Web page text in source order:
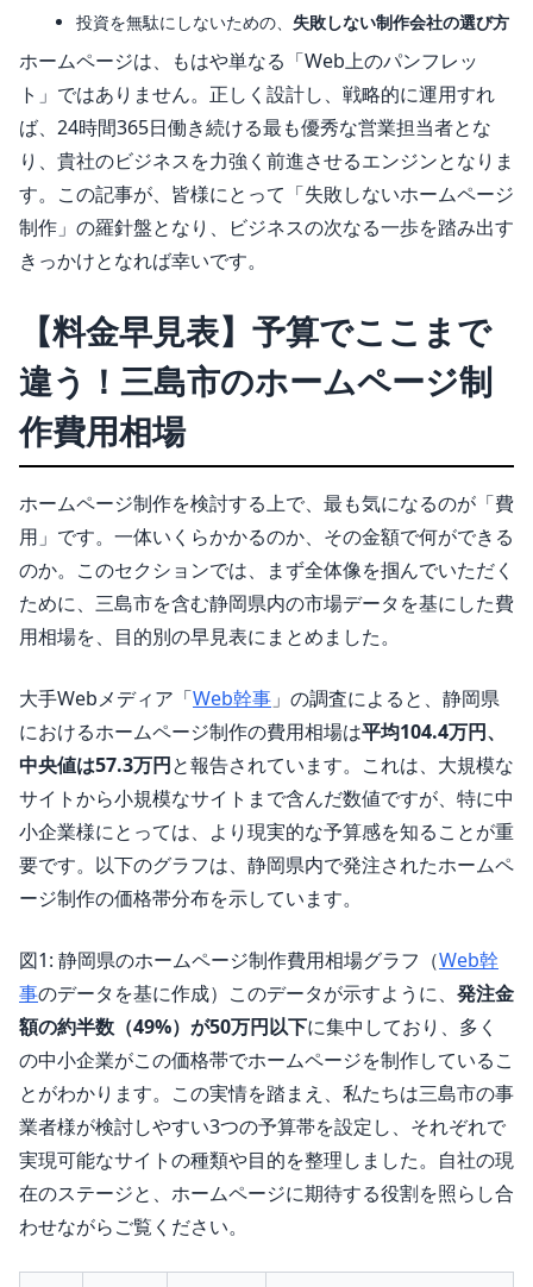
投資を無駄にしないための、 失敗しない制作会社の選び方
ホームページは、もはや単なる「Web上のパンフレッ
ト」ではありません。正しく設計し、戦略的に運用すれ
ば、24時間365日働き続ける最も優秀な営業担当者とな
り、貴社のビジネスを力強く前進させるエンジンとなりま
す。この記事が、皆様にとって「失敗しないホームページ
制作」の羅針盤となり、ビジネスの次なる一歩を踏み出す
きっかけとなれば幸いです。
【料金早見表】予算でここまで
違う！三島市のホームページ制
作費用相場
ホームページ制作を検討する上で、最も気になるのが「費
用」です。一体いくらかかるのか、その金額で何ができる
のか。このセクションでは、まず全体像を掴んでいただく
ために、三島市を含む静岡県内の市場データを基にした費
用相場を、目的別の早見表にまとめました。
大手Webメディア「Web幹事 」の調査によると、静岡県
におけるホームページ制作の費用相場は平均104.4万円、
中央値は57.3万円と報告されています。これは、大規模な
サイトから小規模なサイトまで含んだ数値ですが、特に中
小企業様にとっては、より現実的な予算感を知ることが重
要です。以下のグラフは、静岡県内で発注されたホームペ
ージ制作の価格帯分布を示しています。
図1: 静岡県のホームページ制作費用相場グラフ（Web幹
事のデータを基に作成）このデータが示すように、 発注金
額の約半数（49%）が50万円以下に集中しており、多く
の中小企業がこの価格帯でホームページを制作しているこ
とがわかります。この実情を踏まえ、私たちは三島市の事
業者様が検討しやすい3つの予算帯を設定し、それぞれで
実現可能なサイトの種類や目的を整理しました。自社の現
在のステージと、ホームページに期待する役割を照らし合
わせながらご覧ください。